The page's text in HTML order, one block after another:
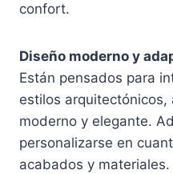
confort.
Diseño moderno y
Están pensados para
estilos arquitectónicos,
moderno y elegante.
personalizarse en
acabados y materiales.